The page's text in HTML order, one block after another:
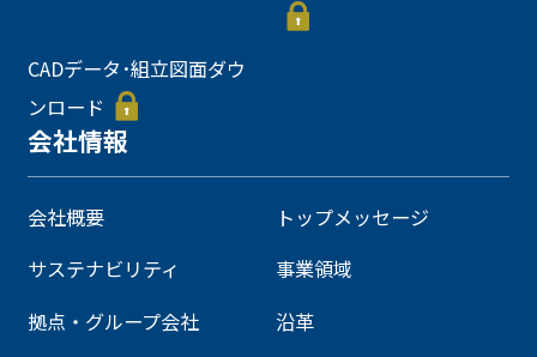
CADデータ･組立図面ダウ
ンロード
会社情報
会社概要
トップメッセージ
サステナビリティ
事業領域
拠点・グループ会社
沿革